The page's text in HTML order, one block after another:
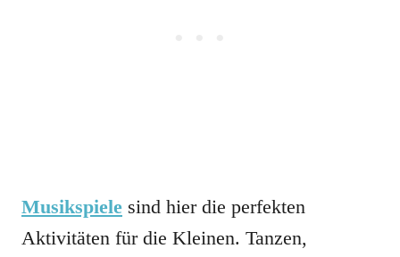
Musikspiele sind hier die perfekten
Aktivitäten für die Kleinen. Tanzen,